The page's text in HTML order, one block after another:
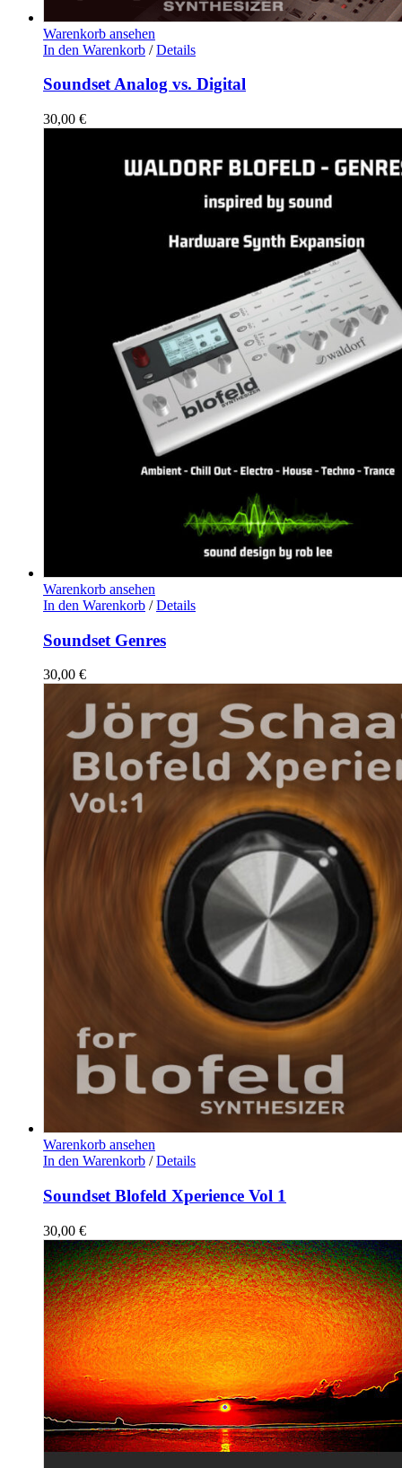
Warenkorb ansehen
In den Warenkorb / Details
Soundset Analog vs. Digital
30,00 €
Warenkorb ansehen
In den Warenkorb / Details
Soundset Genres
30,00 €
Warenkorb ansehen
In den Warenkorb / Details
Soundset Blofeld Xperience Vol 1
30,00 €